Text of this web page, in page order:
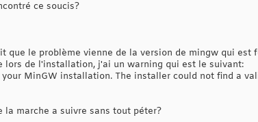
ce soucis?
que le problème vienne de la version de mingw qui est
lors de l'installation, j'ai un warning qui est le suivant:
MinGW installation. The installer could not find a
la marche a suivre sans tout péter?